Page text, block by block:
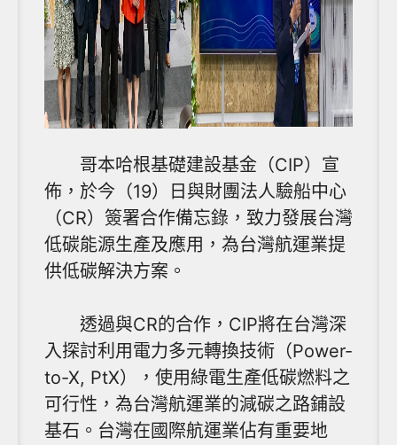
哥本哈根基礎建設基金（CIP）宣
佈，於今（19）日與財團法人驗船中心
（CR）簽署合作備忘錄，致力發展台灣
低碳能源生產及應用，為台灣航運業提
供低碳解決方案。
透過與CR的合作，CIP將在台灣深
入探討利用電力多元轉換技術（Power-
to-X, PtX），使用綠電生產低碳燃料之
可行性，為台灣航運業的減碳之路鋪設
基石。台灣在國際航運業佔有重要地